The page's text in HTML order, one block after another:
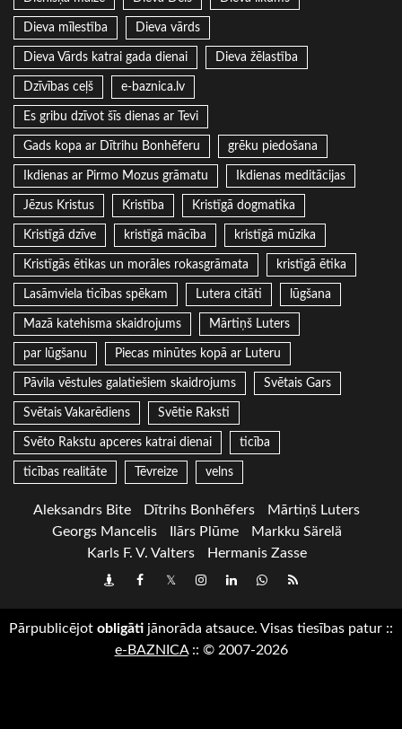
Dieva mīlestība Dieva vārds
Dieva Vārds katrai gada dienai Dieva žēlastība
Dzīvības ceļš e-baznica.lv
Es gribu dzīvot šīs dienas ar Tevi
Gads kopa ar Dītrihu Bonhēferu grēku piedošana
Ikdienas ar Pirmo Mozus grāmatu Ikdienas meditācijas
Jēzus Kristus Kristība Kristīgā dogmatika
Kristīgā dzīve kristīgā mācība kristīgā mūzika
Kristīgās ētikas un morāles rokasgrāmata kristīgā ētika
Lasāmviela ticības spēkam Lutera citāti lūgšana
Mazā katehisma skaidrojums Mārtiņš Luters
par lūgšanu Piecas minūtes kopā ar Luteru
Pāvila vēstules galatiešiem skaidrojums Svētais Gars
Svētais Vakarēdiens Svētie Raksti
Svēto Rakstu apceres katrai dienai ticība
ticības realitāte Tēvreize velns
Aleksandrs Bite Dītrihs Bonhēfers
Mārtiņš Luters
Georgs Mancelis
Ilārs Plūme
Markku Särelä
Karls F. V. Valters
Hermanis Zasse
DraugiemFacebook
TwitterInstagram
LinkedInwhatsapp
RSS
Pārpublicējot obligāti jānorāda atsauce. Visas tiesības patur ::
e-BAZNICA:: © 2007-2026